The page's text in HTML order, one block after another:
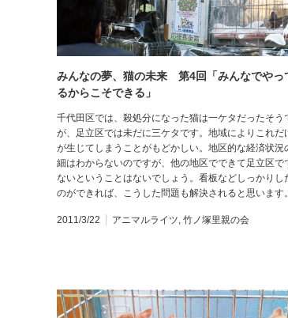
みんなの夢、猫の未来 第4回「みんなでやっ
るからこそできる」
千代田区では、殺処分になった猫は一ケタだったそう
が、足立区では未だに三ケタです。地域によりこれだ
が生じてしまうことがもどかしい。地区的な経済状況
細はわからないのですが、他の地区でできて足立区で
ないということはないでしょう。看板などしっかりし
のができれば、こうした問題も解決されると思います。
2011/3/22 アニマルライツ, 竹ノ塚里親の会